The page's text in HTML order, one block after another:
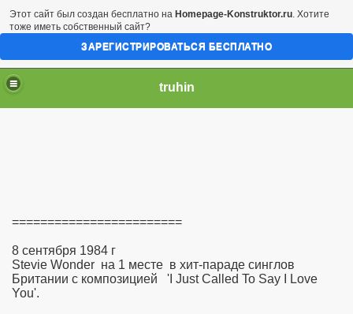
truhin
========================
8 сентября 1984 г
Stevie Wonder на 1 месте в хит-параде синглов
Британии с композицией 'I Just Called To Say I Love
You'.
Этот сайт был создан бесплатно на Homepage-Konstruktor.ru. Хотите
тоже иметь собственный сайт?
ЗАРЕГИСТРИРОВАТЬСЯ БЕСПЛАТНО